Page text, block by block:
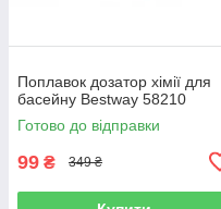
Поплавок дозатор хімії для
басейну Bestway 58210
Готово до відправки
99 ₴ 349 ₴